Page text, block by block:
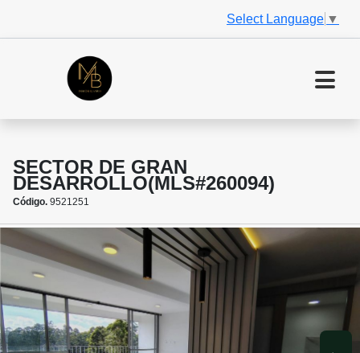
Select Language ▼
SECTOR DE GRAN
DESARROLLO(MLS#260094)
Código. 9521251